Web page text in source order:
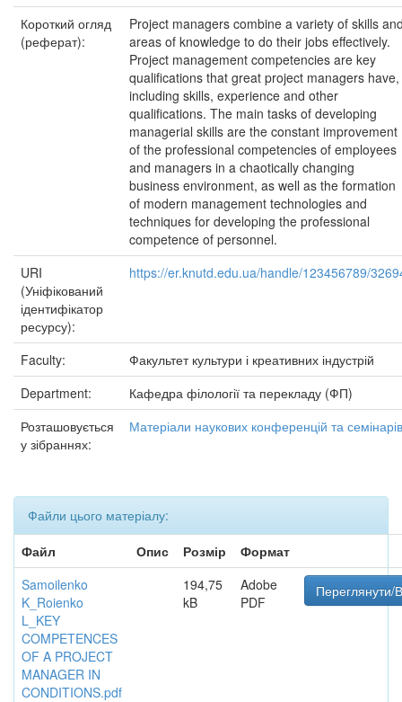
Короткий огляд
(реферат):
Project managers combine a variety of skills
areas of knowledge to do their jobs effectively.
Project management competencies are key
qualifications that great project managers have,
including skills, experience and other
qualifications. The main tasks of developing
managerial skills are the constant improvement
of the professional competencies of employees
and managers in a chaotically changing
business environment, as well as the formation
of modern management technologies and
techniques for developing the professional
competence of personnel.
URI
(Уніфікований
ідентифікатор
ресурсу):
https://er.knutd.edu.ua/handle/123456789/
Faculty:
Факультет культури і креативних індустрій
Department:
Кафедра філології та перекладу (ФП)
Розташовується
у зібраннях:
Матеріали наукових конференцій та семінарів
Файли цього матеріалу:
Файл
Опис Розмір
Формат
Samoilenko
K_Roienko
L_KEY
COMPETENCES
OF A PROJECT
MANAGER IN
CONDITIONS.pdf
194,75
kB
Adobe
PDF
Переглянути/